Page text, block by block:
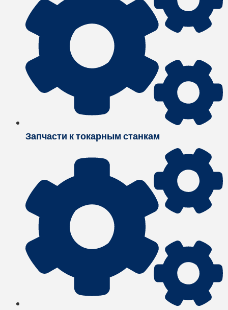
Запчасти к токарным станкам